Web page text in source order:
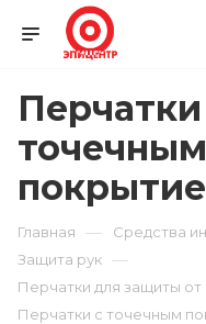
точечным
Главная — Средства
Защита рук —
Перчатки для защиты от
Перчатки с точечным